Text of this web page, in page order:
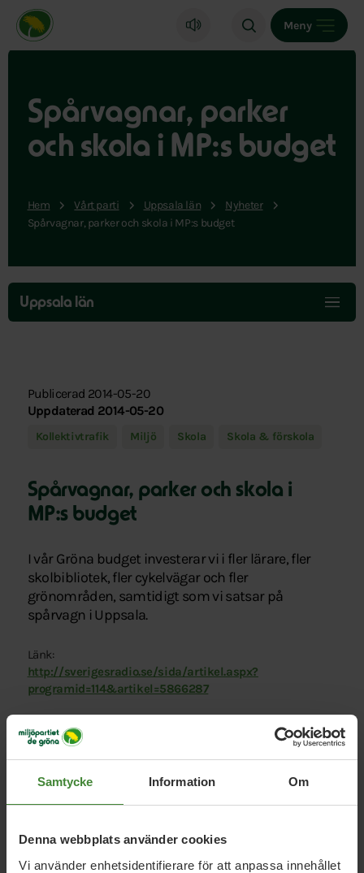
Samtycke Information Om
Denna webbplats använder cookies
Vi använder enhetsidentifierare för att anpassa innehållet
Miljöpartiet de gröna, startsida
Meny
Spårvagnar, parker
och skola i MP:s budget
Hem Vårt parti Uppsala län
Nyheter
Spårvagnar, parker och skola i MP:s budget
Hoppa
över
menyn
Uppsala län
Publicerad 2014-05-20
Uppdaterad 2014-05-20
Kollektivtrafik Miljö Skola Skola & förskola
Spårvagnar, parker och skola i
MP:s budget
I vår Gröna budget investerar vi i fler lärare, fler
skolbibliotek, fler cykelvägar och fler
grönområden, samtidigt som vi satsar på
spårvagn i Uppsala.
Länk:
http://sverigesradio.se/sida/artikel.aspx?
programid=114&artikel=5866287
Relaterade nyheter